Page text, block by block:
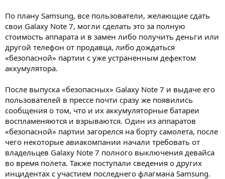
По плану Samsung, все пользователи, желающие сдать
свои Galaxy Note 7, могли сделать это за полную
стоимость аппарата и в замен либо получить деньги или
другой телефон от продавца, либо дождаться
«безопасной» партии с уже устраненным дефектом
аккумулятора.
После выпуска «безопасных» Galaxy Note 7 и выдаче его
пользователей в прессе почти сразу же появились
сообщения о том, что и их аккумуляторные батареи
воспламеняются и взрываются. Один из аппаратов
«безопасной» партии загорелся на борту самолета, после
чего некоторые авиакомпании начали требовать от
владельцев Galaxy Note 7 полного выключения девайса
во время полета. Также поступали сведения о других
инцидентах с участием последнего флагмана Samsung.